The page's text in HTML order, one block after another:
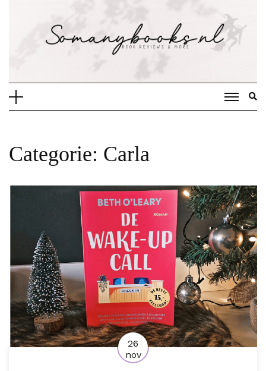
Categorie: Carla
26
nov